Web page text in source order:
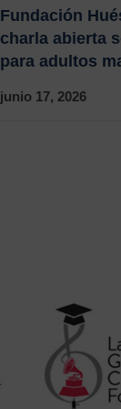
Fundación
charla abierta
para adultos
junio 17, 2026